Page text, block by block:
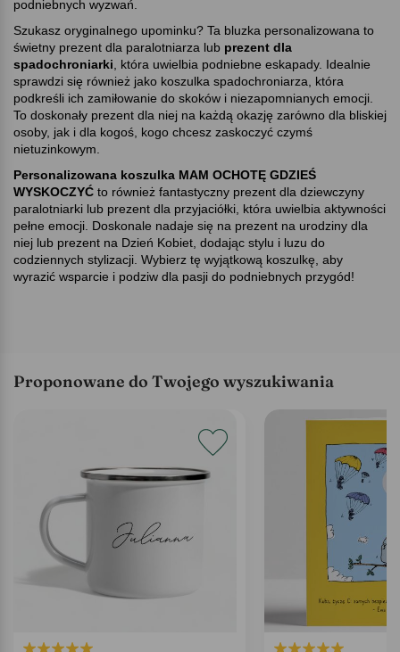
podniebnych wyzwań.
Szukasz oryginalnego upominku? Ta bluzka personalizowana to
świetny prezent dla paralotniarza lub prezent dla
spadochroniarki , która uwielbia podniebne eskapady. Idealnie
sprawdzi się również jako koszulka spadochroniarza, która
podkreśli ich zamiłowanie do skoków i niezapomnianych emocji.
To doskonały prezent dla niej na każdą okazję zarówno dla bliskiej
osoby, jak i dla kogoś, kogo chcesz zaskoczyć czymś
nietuzinkowym.
Personalizowana koszulka MAM OCHOTĘ GDZIEŚ
WYSKOCZYĆ to również fantastyczny prezent dla dziewczyny
paralotniarki lub prezent dla przyjaciółki, która uwielbia aktywności
pełne emocji. Doskonale nadaje się na prezent na urodziny dla
niej lub prezent na Dzień Kobiet, dodając stylu i luzu do
codziennych stylizacji. Wybierz tę wyjątkową koszulkę, aby
wyrazić wsparcie i podziw dla pasji do podniebnych przygód!
Proponowane do Twojego wyszukiwania